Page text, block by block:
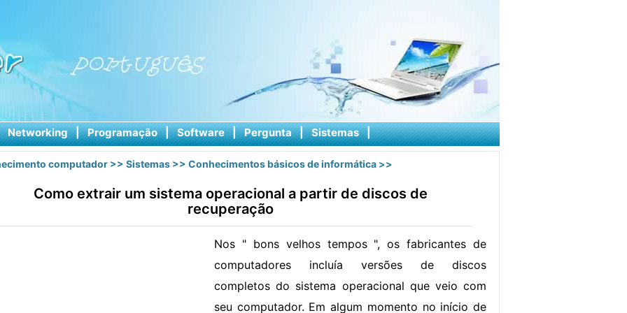
Networking | Programação | Software | Pergunta | Sistemas |
computador >> Sistemas >> Conhecimentos básicos de informática >>
Como extrair um sistema operacional a partir de discos de
recuperação
Nos " bons velhos tempos ", os fabricantes de
computadores incluía versões de discos
completos do sistema operacional que veio com
seu computador. Em algum momento no início de